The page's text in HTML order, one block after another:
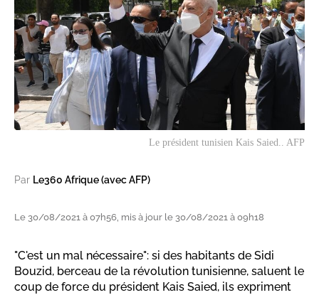
Le président tunisien Kais Saied.. AFP
Par Le360 Afrique (avec AFP)
Le 30/08/2021 à 07h56, mis à jour le 30/08/2021 à 09h18
"C'est un mal nécessaire": si des habitants de Sidi
Bouzid, berceau de la révolution tunisienne, saluent le
coup de force du président Kais Saied, ils expriment